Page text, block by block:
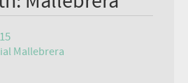
Mallebrera